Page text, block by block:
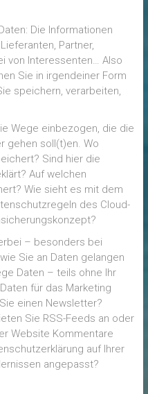
Die Informationen
Partner,
von Interessenten… Also
Sie in irgendeiner Form
speichern, verarbeiten,
Wege einbezogen, die die
gehen soll(t)en. Wo
Sind hier die
Auf welchen
Wie sieht es mit dem
des Cloud-
– besonders bei
Sie an Daten gelangen
Daten – teils ohne Ihr
für das Marketing
einen Newsletter?
Sie RSS-Feeds an oder
Website Kommentare
auf Ihrer
angepasst?